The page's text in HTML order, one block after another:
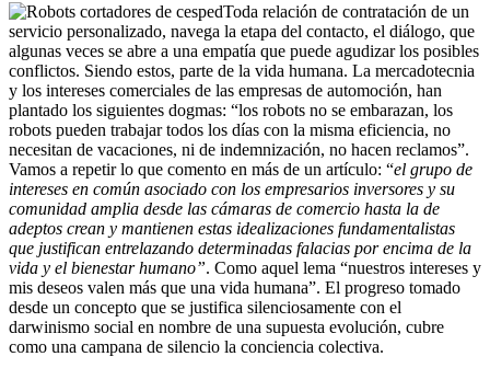
Toda relación de contratación de un
servicio personalizado, navega la etapa del contacto, el diálogo, que
algunas veces se abre a una empatía que puede agudizar los posibles
conflictos. Siendo estos, parte de la vida humana. La mercadotecnia
y los intereses comerciales de las empresas de automoción, han
plantado los siguientes dogmas: “los robots no se embarazan, los
robots pueden trabajar todos los días con la misma eficiencia, no
necesitan de vacaciones, ni de indemnización, no hacen reclamos”.
Vamos a repetir lo que comento en más de un artículo: “el grupo de
intereses en común asociado con los empresarios inversores y su
comunidad amplia desde las cámaras de comercio hasta la de
adeptos crean y mantienen estas idealizaciones fundamentalistas
que justifican entrelazando determinadas falacias por encima de la
vida y el bienestar humano”. Como aquel lema “nuestros intereses y
mis deseos valen más que una vida humana”. El progreso tomado
desde un concepto que se justifica silenciosamente con el
darwinismo social en nombre de una supuesta evolución, cubre
como una campana de silencio la conciencia colectiva.